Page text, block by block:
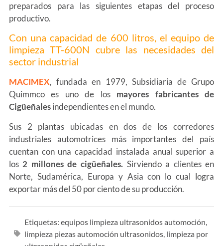
preparados para las siguientes etapas del proceso
productivo.
Con una capacidad de 600 litros, el equipo de
limpieza TT-600N cubre las necesidades del
sector industrial
MACIMEX, fundada en 1979, Subsidiaria de Grupo
Quimmco es uno de los
mayores fabricantes de
Cigüeñalesindependientes en el mundo.
Sus 2 plantas ubicadas en dos de los corredores
industriales automotrices más importantes del país
cuentan con una capacidad instalada anual superior a
los 2 millones de cigüeñales. Sirviendo a clientes en
Norte, Sudamérica, Europa y Asia con lo cual logra
exportar más del 50 por ciento de su producción.
Etiquetas: equipos limpieza ultrasonidos automoción
limpieza piezas automoción ultrasonidos, limpieza por